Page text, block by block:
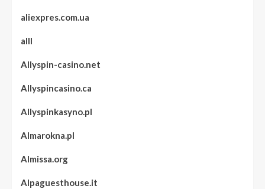
aliexpres.com.ua
alll
Allyspin-casino.net
Allyspincasino.ca
Allyspinkasyno.pl
Almarokna.pl
Almissa.org
Alpaguesthouse.it